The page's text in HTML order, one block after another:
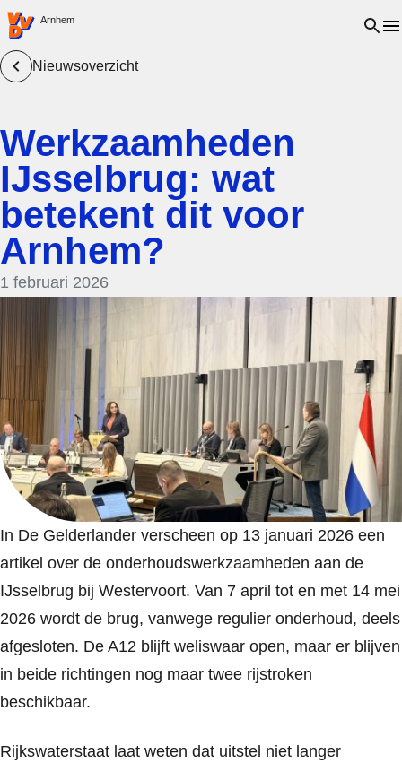
VVD.nl - Ga naar de homepage
Arnhem Open
Nieuwsoverzicht
Werkzaamheden
IJsselbrug: wat
betekent dit voor
Arnhem?
1 februari 2026
In De Gelderlander verscheen op 13 januari 2026 een
artikel over de onderhoudswerkzaamheden aan de
IJsselbrug bij Westervoort. Van 7 april tot en met 14 mei
2026 wordt de brug, vanwege regulier onderhoud, deels
afgesloten. De A12 blijft weliswaar open, maar er blijven
in beide richtingen nog maar twee rijstroken
beschikbaar.
Rijkswaterstaat laat weten dat uitstel niet langer